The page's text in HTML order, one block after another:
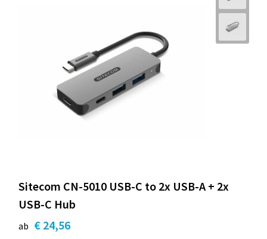
Sitecom CN-5010 USB-C to 2x USB-A + 2x
USB-C Hub
ab € 24,56